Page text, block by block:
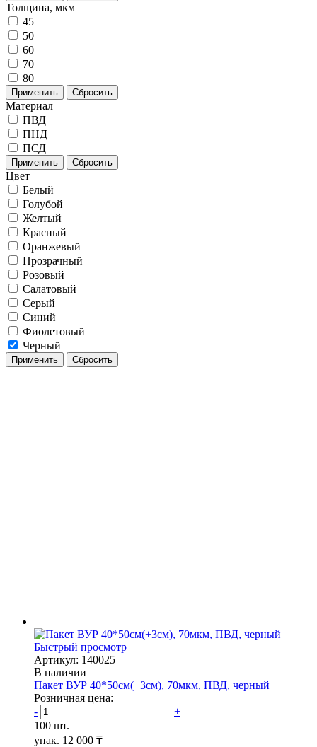
Толщина, мкм
45
50
60
70
80
Применить Сбросить
Материал
ПВД
ПНД
ПСД
Применить Сбросить
Цвет
Белый
Голубой
Желтый
Красный
Оранжевый
Прозрачный
Розовый
Салатовый
Серый
Синий
Фиолетовый
Черный
Применить Сбросить
Быстрый просмотр
Артикул: 140025
В наличии
Пакет ВУР 40*50см(+3см), 70мкм, ПВД, черный
Розничная цена:
-
+
100 шт.
упак. 12 000 ₸